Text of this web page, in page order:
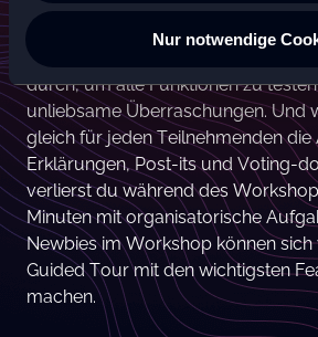
Nur notwendige
still a fool“ ...
Unser Tipp:
durch, um alle Funktionen zu
unliebsame Überraschungen. Und
gleich für jeden Teilnehmenden die
Erklärungen, Post-its und Voting-
verlierst du während des
Minuten mit organisatorische
Newbies im Workshop können sich
Guided Tour mit den wichtigsten
machen.